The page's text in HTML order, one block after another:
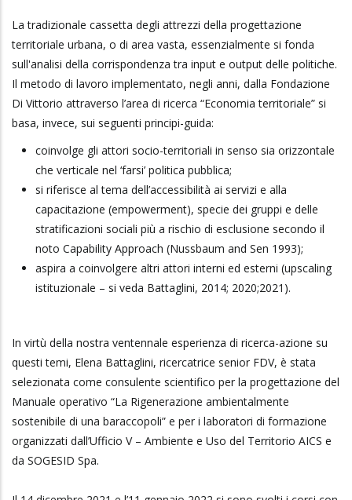
La tradizionale cassetta degli attrezzi della progettazione
territoriale urbana, o di area vasta, essenzialmente si fonda
sull'analisi della corrispondenza tra input e output delle politiche.
Il metodo di lavoro implementato, negli anni, dalla Fondazione
Di Vittorio attraverso l’area di ricerca “Economia territoriale” si
basa, invece, sui seguenti principi-guida:
coinvolge gli attori socio-territoriali in senso sia orizzontale
che verticale nel ‘farsi’ politica pubblica;
si riferisce al tema dell’accessibilità ai servizi e alla
capacitazione (empowerment), specie dei gruppi e delle
stratificazioni sociali più a rischio di esclusione secondo il
noto Capability Approach (Nussbaum and Sen 1993);
aspira a coinvolgere altri attori interni ed esterni (upscaling
istituzionale – si veda Battaglini, 2014; 2020;2021).
In virtù della nostra ventennale esperienza di ricerca-azione su
questi temi, Elena Battaglini, ricercatrice senior FDV, è stata
selezionata come consulente scientifico per la progettazione del
Manuale operativo “La Rigenerazione ambientalmente
sostenibile di una baraccopoli” e per i laboratori di formazione
organizzati dall’Ufficio V – Ambiente e Uso del Territorio AICS e
da SOGESID Spa.